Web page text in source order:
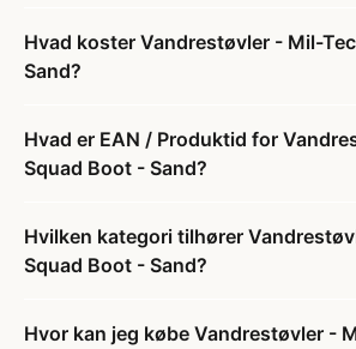
Hvad koster Vandrestøvler - Mil-
Sand?
Hvad er EAN / Produktid for
Squad Boot - Sand?
Hvilken kategori tilhører
Squad Boot - Sand?
Hvor kan jeg købe Vandrestøvler -